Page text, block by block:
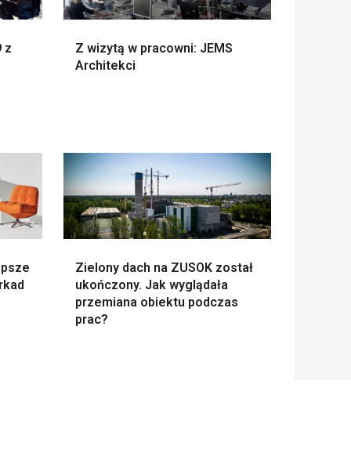
z
Z wizytą w pracowni: JEMS
Architekci
Zielony dach na ZUSOK został
ukończony. Jak wyglądała
przemiana obiektu podczas
prac?